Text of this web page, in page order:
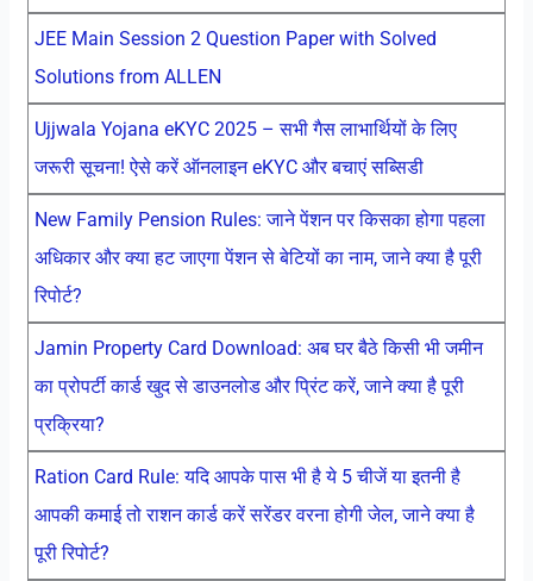
JEE Main Session 2 Question Paper with Solved
Solutions from ALLEN
Ujjwala Yojana eKYC 2025 – सभी गैस लाभार्थियों के लिए
जरूरी सूचना! ऐसे करें ऑनलाइन eKYC और बचाएं सब्सिडी
New Family Pension Rules: जाने पेंशन पर किसका होगा पहला
अधिकार और क्या हट जाएगा पेंशन से बेटियों का नाम, जाने क्या है पूरी
रिपोर्ट?
Jamin Property Card Download: अब घर बैठे किसी भी जमीन
का प्रोपर्टी कार्ड खुद से डाउनलोड और प्रिंट करें, जाने क्या है पूरी
प्रक्रिया?
Ration Card Rule: यदि आपके पास भी है ये 5 चीजें या इतनी है
आपकी कमाई तो राशन कार्ड करें सरेंडर वरना होगी जेल, जाने क्या है
पूरी रिपोर्ट?